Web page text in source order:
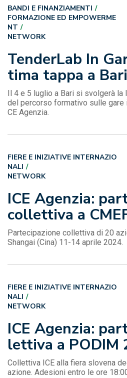
TenderLab In
tima tappa a Bari
BANDI E FINANZIAMENTI
FORMAZIONE ED EMPOWERME
NT
NETWORK
Il 4 e 5 luglio a Bari si svolgerà
del percorso formativo sulle
CE Agenzia.
ICE Agenzia:
collettiva a
FIERE E INIZIATIVE INTERNAZIO
NALI
NETWORK
Partecipazione collettiva di 20
Shangai (Cina) 11-14 aprile 2024.
ICE Agenzia:
lettiva a PODIM
FIERE E INIZIATIVE INTERNAZIO
NALI
NETWORK
Collettiva ICE alla fiera slovena
azione. Adesioni entro le ore